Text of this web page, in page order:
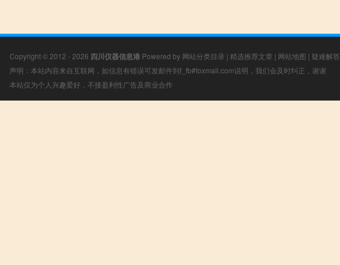
Copyright © 2012 - 2026 四川仪器信息港 Powered by 网站分类目录 | 精选推荐文章 | 网站地图 | 疑难解答
声明：本站内容来自互联网，如信息有错误可发邮件到f_fb#foxmail.com说明，我们会及时纠正，谢谢
本站仅为个人兴趣爱好，不接盈利性广告及商业合作